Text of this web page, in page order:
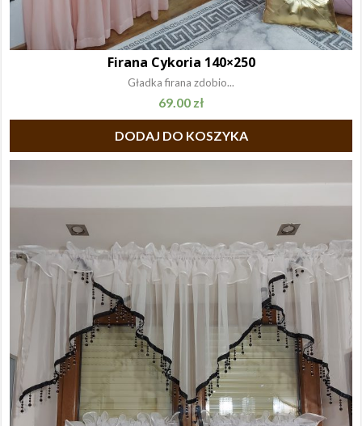
Firana Cykoria 140×250
Gładka firana zdobio...
69.00 zł
DODAJ DO KOSZYKA